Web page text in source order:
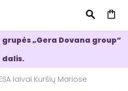
IEŠKOTI
„Gera Dovana group“
dalis.
laivai Kuršių Mariose